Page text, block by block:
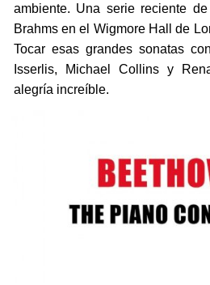
ambiente. Una serie reciente
Brahms en el Wigmore Hall de
Tocar esas grandes sonatas
Isserlis, Michael Collins y
alegría increíble.